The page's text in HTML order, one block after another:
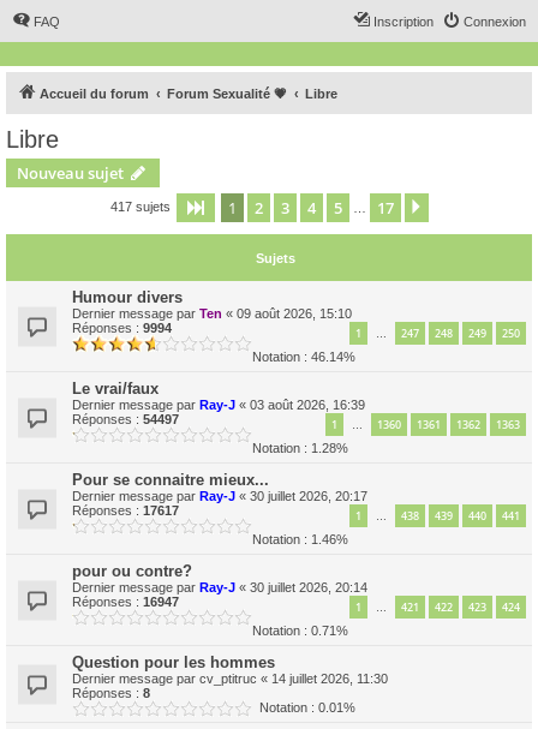
FAQ Connexion
Inscription
Accueil du forum Forum Sexualité 💗 Libre
Libre
Nouveau sujet
417 sujets Page 1sur17
1 2 3 4 5 17
Sujets
Humour divers
Dernier message par Ten « 09 août 2026, 15:10
Réponses : 9994 1 … 247 248 249 250
Notation : 46.14%
Le vrai/faux
Dernier message par Ray-J « 03 août 2026, 16:39
Réponses : 54497 1 … 1360 1361 1362 1363
Notation : 1.28%
Pour se connaitre mieux...
Dernier message par Ray-J « 30 juillet 2026, 20:17
Réponses : 17617 1 … 438 439 440 441
Notation : 1.46%
pour ou contre?
Dernier message par Ray-J « 30 juillet 2026, 20:14
Réponses : 16947 1 … 421 422 423 424
Notation : 0.71%
Question pour les hommes
Dernier message par cv_ptitruc « 14 juillet 2026, 11:30
Réponses : 8
Notation : 0.01%